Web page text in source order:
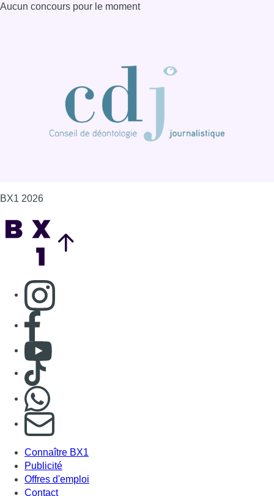
Aucun concours pour le moment
BX1 2026
Consulter page Instagram
Consulter page Facebook
Consulter Youtube
Consulter TikTok
S'abonner à notre newsletter
Connaître BX1
Publicité
Offres d'emploi
Contact